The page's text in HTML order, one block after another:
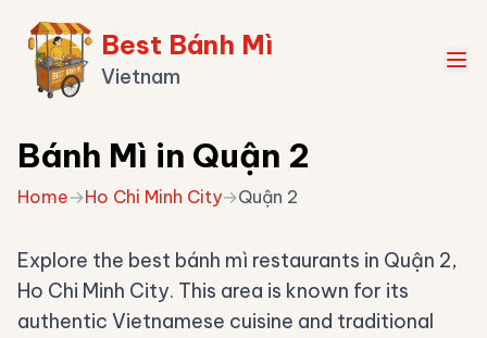
Best Bánh Mì
Vietnam
Bánh Mì in Quận 2
Home→Ho Chi Minh City→Quận 2
Explore the best bánh mì restaurants in Quận 2,
Ho Chi Minh City. This area is known for its
authentic Vietnamese cuisine and traditional